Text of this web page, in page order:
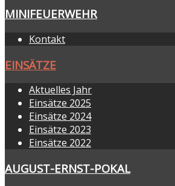
MINIFEUERWEHR
Kontakt
EINSÄTZE
Aktuelles Jahr
Einsätze 2025
Einsätze 2024
Einsätze 2023
Einsätze 2022
AUGUST-ERNST-POKAL